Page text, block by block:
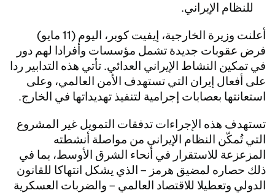
للنظام الإيراني.
أعلنت وزيرة الخارجية، إيفيت كوبر، اليوم (11 مايو)
فرض عقوبات جديدة تشمل مؤسسات وأفرادا لهم دور
في تمكين النشاط الإيراني العدائي. تأتي هذه التدابير ردا
على أفعال إيران التي تستهدف الأمن العالمي، وعلى
استعانتها بعصابات إجرامية لتنفيذ تهديداتها في الخارج.
تستهدف هذه الإجراءات تدفقات التمويل غير المشروع
التي تُمكّن النظام الإيراني من مواصلة أنشطته
المزعزعة للاستقرار في أنحاء الشرق الأوسط، بما في
ذلك حصاره لمضيق هرمز – الذي يشكل انتهاكا للقانون
الدولي وتعطيلا للاقتصاد العالمي – والضربات العسكرية